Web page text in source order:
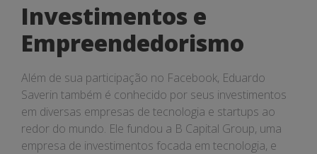
Investimentos e
Empreendedorismo
Além de sua participação no Facebook, Eduardo
Saverin também é conhecido por seus investimentos
em diversas empresas de tecnologia e startups ao
redor do mundo. Ele fundou a B Capital Group, uma
empresa de investimentos focada em tecnologia, e